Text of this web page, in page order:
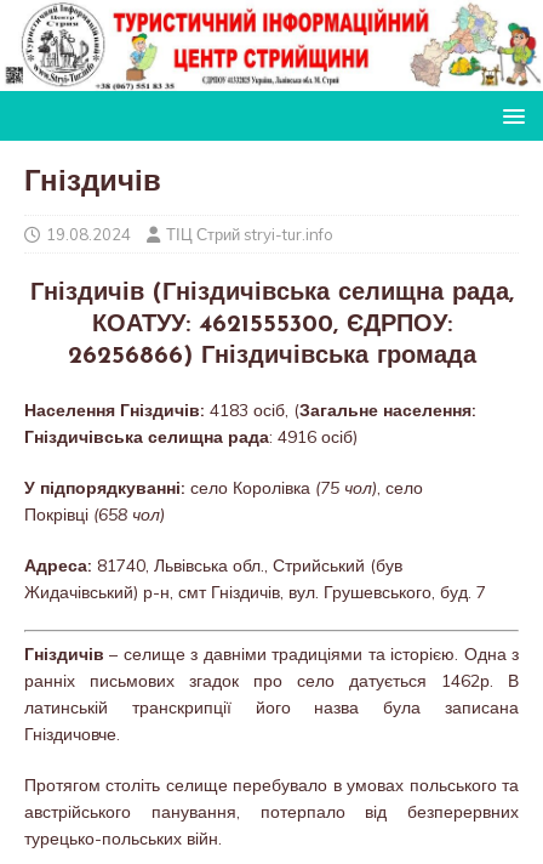
Гніздичів
19.08.2024 ТІЦ Стрий stryi-tur.info
Гніздичів (Гніздичівська селищна рада,
КОАТУУ: 4621555300, ЄДРПОУ:
26256866) Гніздичівська громада
Населення Гніздичів: 4183 осіб, (Загальне населення:
Гніздичівська селищна рада: 4916 осіб)
У підпорядкуванні: село Королівка (75 чол) , село
Покрівці (658 чол)
Адреса: 81740, Львівська обл., Стрийський (був
Жидачівський) р-н, смт Гніздичів, вул. Грушевського, буд. 7
Гніздичів – селище з давніми традиціями та історією. Одна з
ранніх письмових згадок про село датується 1462р. В
латинській транскрипції його назва була записана
Гніздичовче.
Протягом століть селище перебувало в умовах польського та
австрійського панування, потерпало від безперервних
турецько-польських війн.